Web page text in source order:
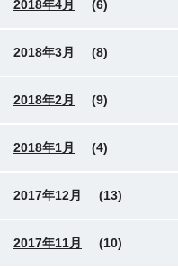
2018年4月 (6)
2018年3月 (8)
2018年2月 (9)
2018年1月 (4)
2017年12月 (13)
2017年11月 (10)